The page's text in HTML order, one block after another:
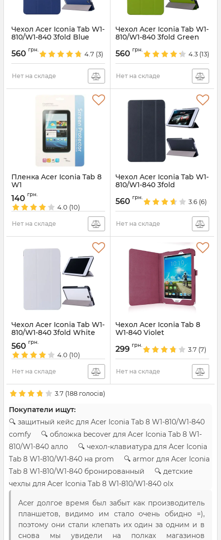
Чехол Acer Iconia Tab W1-
810/W1-840 3fold Blue
560 грн.
4.7 (3)
Нет на складе
Чехол Acer Iconia Tab W1-
810/W1-840 3fold Green
560 грн.
4.3 (13)
Нет на складе
Пленка Acer Iconia Tab 8
W1
Артикул:
140 грн.
4.0 (10)
Нет на складе
Чехол Acer Iconia Tab W1-
810/W1-840 3fold
560 грн.
3.6 (6)
Нет на складе
Чехол Acer Iconia Tab W1-
810/W1-840 3fold White
Артикул:1198
560 грн.
4.0 (10)
Нет на складе
Чехол Acer Iconia Tab 8
W1-840 Violet
299 грн.
3.7 (7)
Нет на складе
3.7 (188 голосів)
Покупатели ищут:
🔍 защитный кейс для Acer Iconia Tab 8 W1-810/W1-840
comfy 🔍 обложка becover для Acer Iconia Tab 8 W1-
810/W1-840 алло 🔍 чехол-клавиатура для Acer Iconia
Tab 8 W1-810/W1-840 на prom 🔍 armor для Acer Iconia
Tab 8 W1-810/W1-840 бронированный 🔍 детские
чехлы для Acer Iconia Tab 8 W1-810/W1-840 olx
Acer долгое время был забыт как производитель
планшетов, видимо им стало очень обидно =),
поэтому они стали клепать их один за одним и в
снова мы увидели на полках магазинов